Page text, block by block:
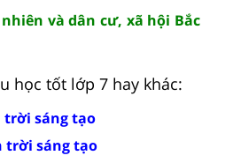
và dân cư, xã hội Bắc
học tốt lớp 7 hay khác:
trời sáng tạo
trời sáng tạo